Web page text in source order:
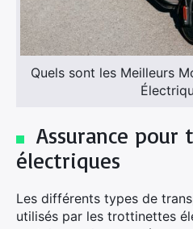
Quels sont les Meilleurs
Assurance
électriques
Les différents types de
utilisés par les trottinettes